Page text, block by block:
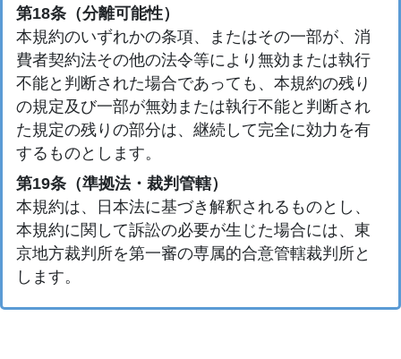
第18条（分離可能性）
本規約のいずれかの条項、またはその一部が、消
費者契約法その他の法令等により無効または執行
不能と判断された場合であっても、本規約の残り
の規定及び一部が無効または執行不能と判断され
た規定の残りの部分は、継続して完全に効力を有
するものとします。
第19条（準拠法・裁判管轄）
本規約は、日本法に基づき解釈されるものとし、
本規約に関して訴訟の必要が生じた場合には、東
京地方裁判所を第一審の専属的合意管轄裁判所と
します。